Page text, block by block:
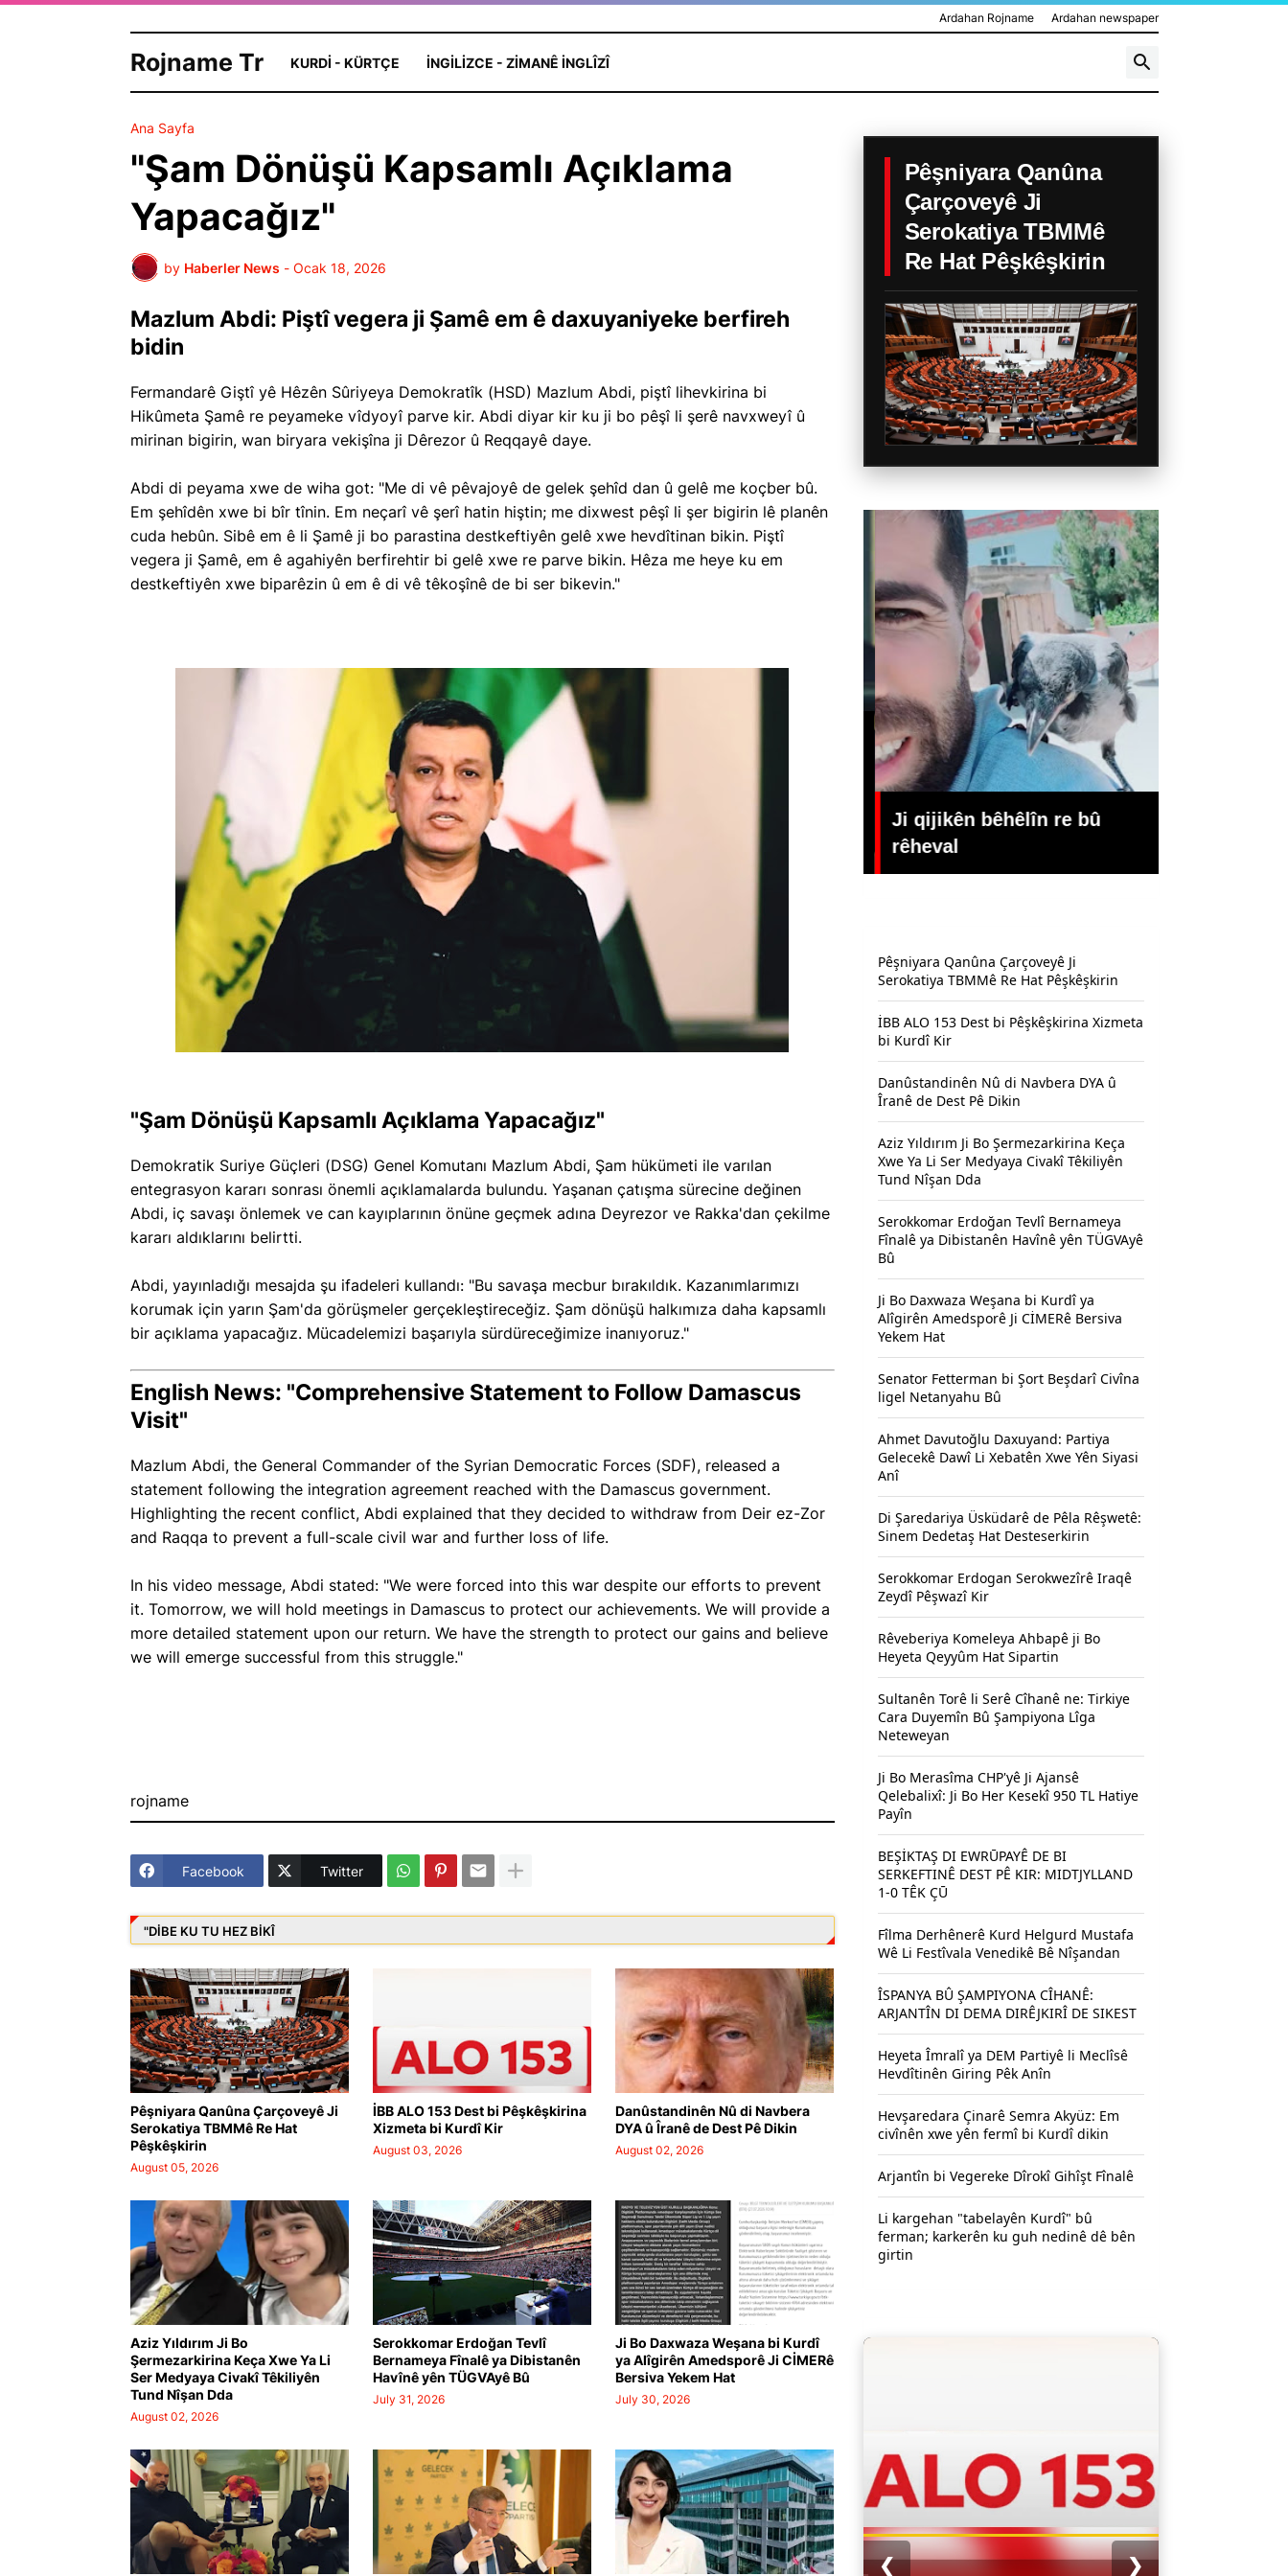
Ardahan Rojname Ardahan newspaper
Rojname Tr KURDI - KÜRTÇE İNGILIZCE - ZIMANÊ INGLÎZÎ
Ana Sayfa
"Şam Dönüşü Kapsamlı Açıklama
Yapacağız"
by Haberler News - Ocak 18, 2026
Mazlum Abdi: Piştî vegera ji Şamê em ê daxuyaniyeke berfireh
bidin
Fermandarê Giştî yê Hêzên Sûriyeya Demokratîk (HSD) Mazlum Abdi, piştî lihevkirina bi
Hikûmeta Şamê re peyameke vîdyoyî parve kir. Abdi diyar kir ku ji bo pêşî li şerê navxweyî û
mirinan bigirin, wan biryara vekişîna ji Dêrezor û Reqqayê daye.
Abdi di peyama xwe de wiha got: "Me di vê pêvajoyê de gelek şehîd dan û gelê me koçber bû.
Em şehîdên xwe bi bîr tînin. Em neçarî vê şerî hatin hiştin; me dixwest pêşî li şer bigirin lê planên
cuda hebûn. Sibê em ê li Şamê ji bo parastina destkeftiyên gelê xwe hevdîtinan bikin. Piştî
vegera ji Şamê, em ê agahiyên berfirehtir bi gelê xwe re parve bikin. Hêza me heye ku em
destkeftiyên xwe biparêzin û em ê di vê têkoşînê de bi ser bikevin."
"Şam Dönüşü Kapsamlı Açıklama Yapacağız"
Demokratik Suriye Güçleri (DSG) Genel Komutanı Mazlum Abdi, Şam hükümeti ile varılan
entegrasyon kararı sonrası önemli açıklamalarda bulundu. Yaşanan çatışma sürecine değinen
Abdi, iç savaşı önlemek ve can kayıplarının önüne geçmek adına Deyrezor ve Rakka'dan çekilme
kararı aldıklarını belirtti.
Abdi, yayınladığı mesajda şu ifadeleri kullandı: "Bu savaşa mecbur bırakıldık. Kazanımlarımızı
korumak için yarın Şam'da görüşmeler gerçekleştireceğiz. Şam dönüşü halkımıza daha kapsamlı
bir açıklama yapacağız. Mücadelemizi başarıyla sürdüreceğimize inanıyoruz."
English News: "Comprehensive Statement to Follow Damascus
Visit"
Mazlum Abdi, the General Commander of the Syrian Democratic Forces (SDF), released a
statement following the integration agreement reached with the Damascus government.
Highlighting the recent conflict, Abdi explained that they decided to withdraw from Deir ez-Zor
and Raqqa to prevent a full-scale civil war and further loss of life.
In his video message, Abdi stated: "We were forced into this war despite our efforts to prevent
it. Tomorrow, we will hold meetings in Damascus to protect our achievements. We will provide a
more detailed statement upon our return. We have the strength to protect our gains and believe
we will emerge successful from this struggle."
rojname
Facebook Twitter
"DIBE KU TU HEZ BIKÎ
Pêşniyara Qanûna Çarçoveyê Ji
Serokatiya TBMMê Re Hat
Pêşkêşkirin
August 05, 2026
İBB ALO 153 Dest bi Pêşkêşkirina
Xizmeta bi Kurdî Kir
August 03, 2026
Danûstandinên Nû di Navbera
DYA û Îranê de Dest Pê Dikin
August 02, 2026
Aziz Yıldırım Ji Bo
Şermezarkirina Keça Xwe Ya Li
Ser Medyaya Civakî Têkiliyên
Tund Nîşan Dda
August 02, 2026
Serokkomar Erdoğan Tevlî
Bernameya Fînalê ya Dibistanên
Havînê yên TÜGVAyê Bû
July 31, 2026
Ji Bo Daxwaza Weşana bi Kurdî
ya Alîgirên Amedsporê Ji CİMERê
Bersiva Yekem Hat
July 30, 2026
Pêşniyara Qanûna
Çarçoveyê Ji
Serokatiya TBMMê
Re Hat Pêşkêşkirin
Li Bazarcixa Mereşê Erdhej
Serokê Giştî yê MHP’ê
Devlet Bahçelî di Civîna
Koma Partiya Xwe de Axivî:
"Têkoşîna li Dijî FETÖ’yê bi
Dawî Nebûye"
Ji qijikên bêhêlîn re bû
rêheval
Pêşniyara Qanûna Çarçoveyê Ji
Serokatiya TBMMê Re Hat Pêşkêşkirin
İBB ALO 153 Dest bi Pêşkêşkirina Xizmeta
bi Kurdî Kir
Danûstandinên Nû di Navbera DYA û
Îranê de Dest Pê Dikin
Aziz Yıldırım Ji Bo Şermezarkirina Keça
Xwe Ya Li Ser Medyaya Civakî Têkiliyên
Tund Nîşan Dda
Serokkomar Erdoğan Tevlî Bernameya
Fînalê ya Dibistanên Havînê yên TÜGVAyê
Bû
Ji Bo Daxwaza Weşana bi Kurdî ya
Alîgirên Amedsporê Ji CİMERê Bersiva
Yekem Hat
Senator Fetterman bi Şort Beşdarî Civîna
ligel Netanyahu Bû
Ahmet Davutoğlu Daxuyand: Partiya
Gelecekê Dawî Li Xebatên Xwe Yên Siyasi
Anî
Di Şaredariya Üsküdarê de Pêla Rêşwetê:
Sinem Dedetaş Hat Desteserkirin
Serokkomar Erdogan Serokwezîrê Iraqê
Zeydî Pêşwazî Kir
Rêveberiya Komeleya Ahbapê ji Bo
Heyeta Qeyyûm Hat Sipartin
Sultanên Torê li Serê Cîhanê ne: Tirkiye
Cara Duyemîn Bû Şampiyona Lîga
Neteweyan
Ji Bo Merasîma CHP'yê Ji Ajansê
Qelebalixî: Ji Bo Her Kesekî 950 TL Hatiye
Payîn
BEŞİKTAŞ DI EWRŪPAYÊ DE BI
SERKEFTINÊ DEST PÊ KIR: MIDTJYLLAND
1-0 TÊK ÇŪ
Fîlma Derhênerê Kurd Helgurd Mustafa
Wê Li Festîvala Venedikê Bê Nîşandan
ÎSPANYA BÛ ŞAMPIYONA CÎHANÊ:
ARJANTÎN DI DEMA DIRÊJKIRÎ DE SIKEST
Heyeta Îmralî ya DEM Partiyê li Meclîsê
Hevdîtinên Giring Pêk Anîn
Hevşaredara Çinarê Semra Akyüz: Em
civînên xwe yên fermî bi Kurdî dikin
Arjantîn bi Vegereke Dîrokî Gihîşt Fînalê
Li kargehan "tabelayên Kurdî" bû
ferman; karkerên ku guh nedinê dê bên
girtin
❮ ❯